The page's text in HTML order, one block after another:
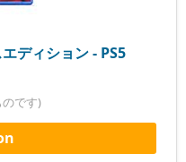
ディション - PS5
です)